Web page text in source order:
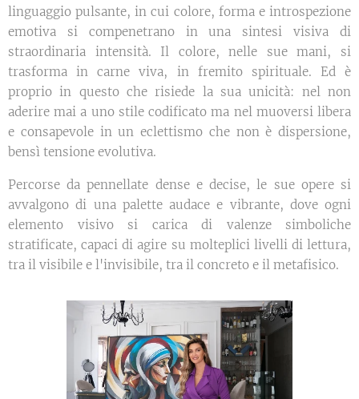
linguaggio pulsante, in cui colore, forma e introspezione
emotiva si compenetrano in una sintesi visiva di
straordinaria intensità. Il colore, nelle sue mani, si
trasforma in carne viva, in fremito spirituale. Ed è
proprio in questo che risiede la sua unicità: nel non
aderire mai a uno stile codificato ma nel muoversi libera
e consapevole in un eclettismo che non è dispersione,
bensì tensione evolutiva.
Percorse da pennellate dense e decise, le sue opere si
avvalgono di una palette audace e vibrante, dove ogni
elemento visivo si carica di valenze simboliche
stratificate, capaci di agire su molteplici livelli di lettura,
tra il visibile e l'invisibile, tra il concreto e il metafisico.